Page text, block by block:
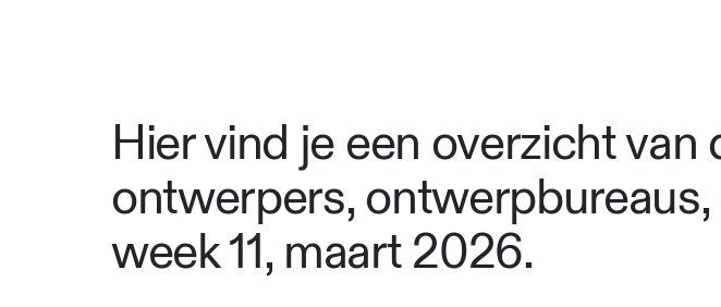
Hier vind je een overzicht
ontwerpers,
week 11, maart 2026.